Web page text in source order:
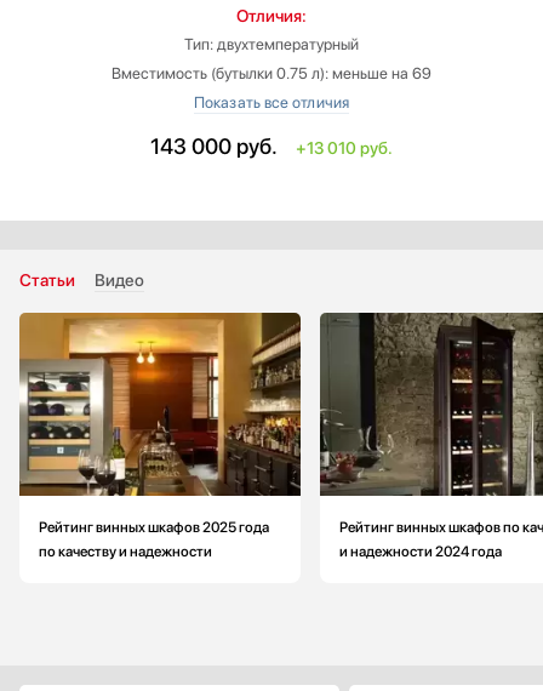
Отличия:
Тип: двухтемпературный
Вместимость (бутылки 0.75 л): меньше на 69
Высота: меньше на 0.90000000000001 см
Глубина: меньше на 12.5 см
143 000 руб. +13 010 руб.
Статьи Видео
Рейтинг винных шкафов 2025 года
по качеству и надежности
Рейтинг винных шкафов по
и надежности 2024 года